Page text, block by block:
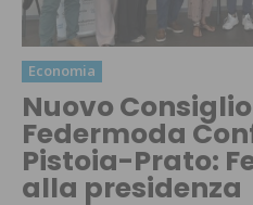
Economia
Nuovo
Federmoda
Pistoia-Prato:
alla presidenza